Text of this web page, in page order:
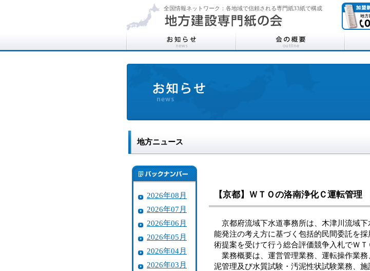
全国情報ネットワーク：各地域で信頼される専門紙33紙で構成
地方ニュース
2026年08月
2026年07月
2026年06月
2026年05月
2026年04月
2026年03月
【京都】ＷＴＯの洛南浄化Ｃ運転管
京都府流域下水道事務所は、木津川流域
能発注の考え方に基づく包括的民間委託を
術提案を受けて行う総合評価競争入札でＷＴ
業務概要は、運営管理業務、運転操作業
泥管理及び水質試験・汚泥性状試験業務、施